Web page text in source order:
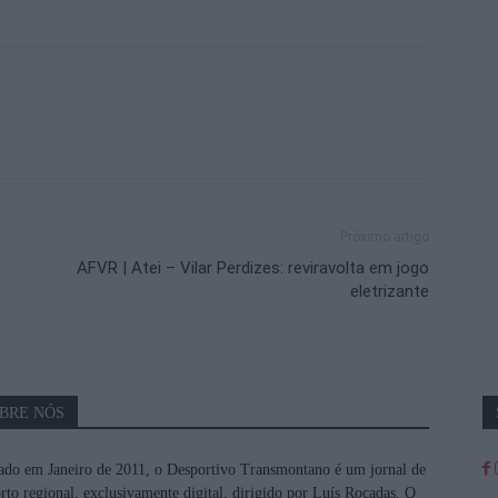
AFVR | Atei – Vilar Perdizes: reviravolta em jogo
eletrizante
NÓS
em Janeiro de 2011, o Desportivo Transmontano é um jornal de
regional, exclusivamente digital, dirigido por Luís Roçadas. O